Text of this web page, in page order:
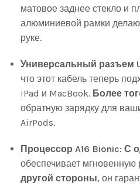
матовое заднее стекло и
алюминиевой рамки
руке.
Универсальный разъем
что этот кабель теперь
iPad и MacBook. Более
обратную зарядку для
AirPods.
Процессор A16 Bionic: С
обеспечивает мгновенную
другой стороны, он